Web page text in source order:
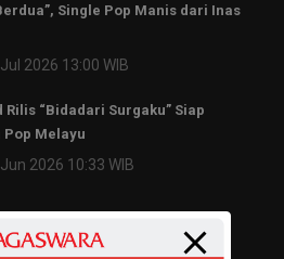
Single Pop Manis dari Inas
2026 13:00 WIB
Rilis “Bidadari Surgaku” Siap
Pop Melayu
2026 10:33 WIB